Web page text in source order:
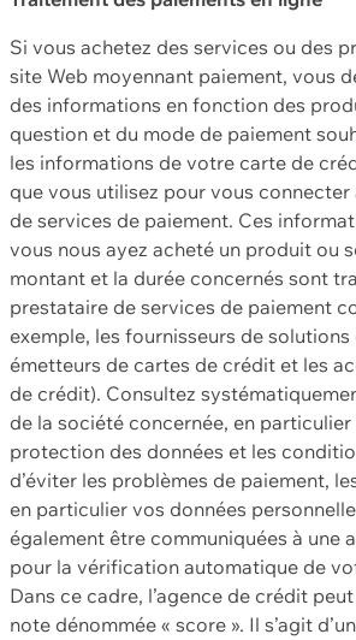
Si vous achetez des services ou des
site Web moyennant paiement, vous
des informations en fonction des
question et du mode de paiement
les informations de votre carte de
que vous utilisez pour vous
de services de paiement. Ces
vous nous ayez acheté un produit ou
montant et la durée concernés sont
prestataire de services de paiement
exemple, les fournisseurs de solutions
émetteurs de cartes de crédit et les
de crédit). Consultez
de la société concernée, en
protection des données et les
d’éviter les problèmes de paiement,
en particulier vos données
également être communiquées à une
pour la vérification automatique de
Dans ce cadre, l’agence de crédit
note dénommée « score ». Il s’agit